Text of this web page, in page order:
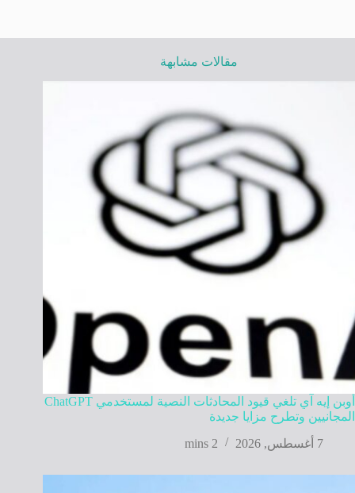
مقالات مشابهة
أوبن إيه آي تلغي قيود المحادثات النصية لمستخدمي ChatGPT
المجانيين وتطرح مزايا جديدة
7 أغسطس, 2026
2 mins